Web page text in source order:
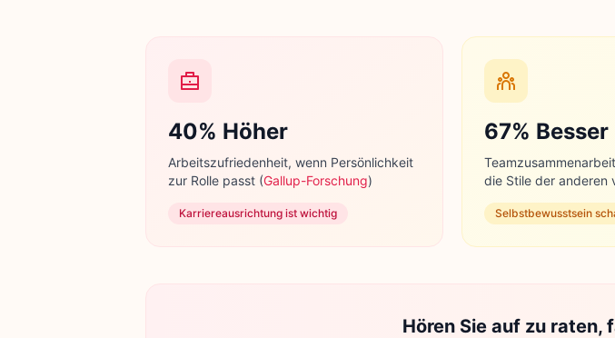
40% Höher
Arbeitszufriedenheit, wenn Persönlichkeit
zur Rolle passt (Gallup-Forschung)
Karriereausrichtung ist wichtig
67% Besser
die Stile der anderen
Selbstbewusstsein
Hören Sie auf zu raten,